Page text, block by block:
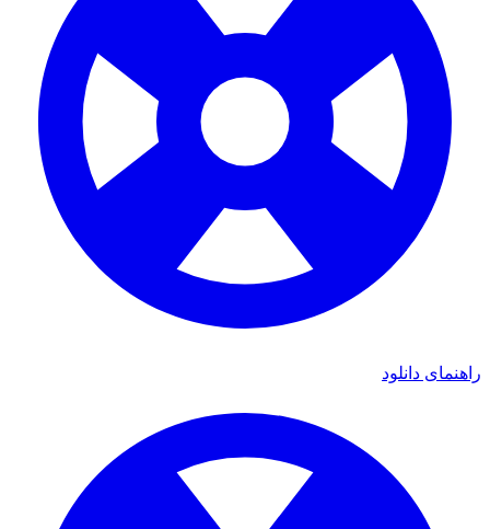
راهنمای دانلود